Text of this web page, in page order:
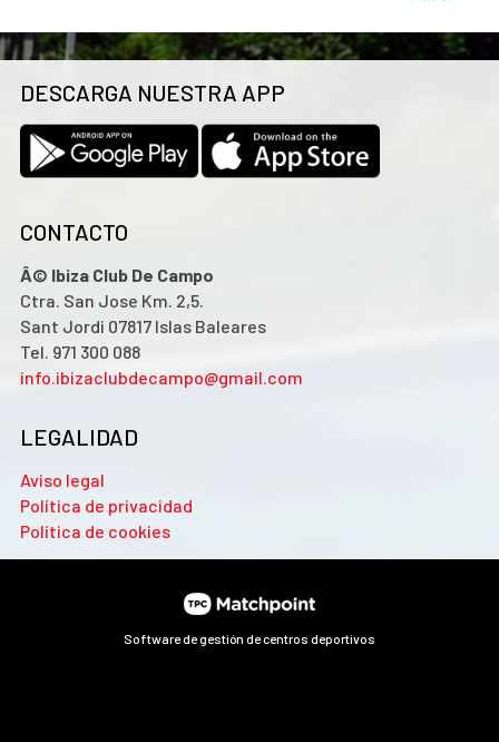
DESCARGA NUESTRA APP
CONTACTO
Â© Ibiza Club De Campo
Ctra. San Jose Km. 2,5.
Sant Jordi 07817 Islas Baleares
Tel. 971 300 088
info.ibizaclubdecampo@gmail.com
LEGALIDAD
Aviso legal
Política de privacidad
Política de cookies
Software de gestión de centros deportivos